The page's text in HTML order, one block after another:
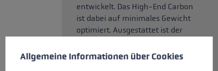
entwickelt. Das High-End Carbon
ist dabei auf minimales Gewicht
optimiert. Ausgestattet ist der
Trigger Shark, das erste zu 100
Allgemeine Informationen über Cookies